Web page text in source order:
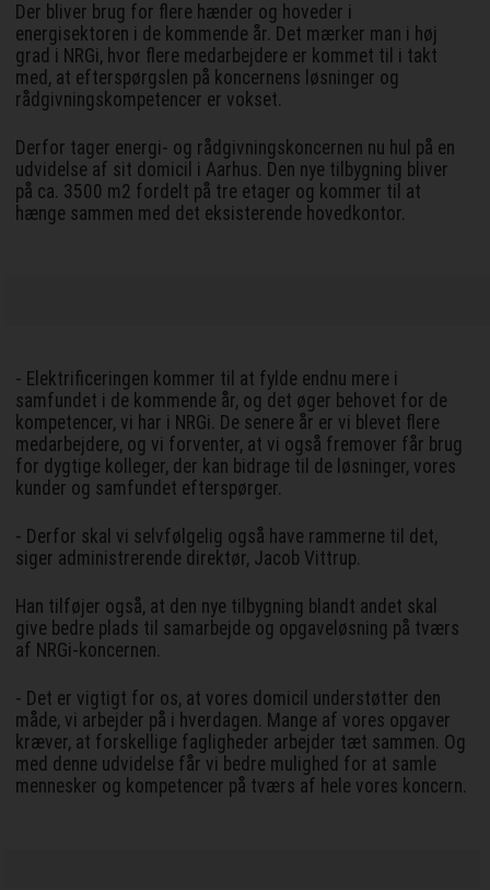
Der bliver brug for flere hænder og hoveder i
energisektoren i de kommende år. Det mærker man i høj
grad i NRGi, hvor flere medarbejdere er kommet til i takt
med, at efterspørgslen på koncernens løsninger og
rådgivningskompetencer er vokset.
Derfor tager energi- og rådgivningskoncernen nu hul på en
udvidelse af sit domicil i Aarhus. Den nye tilbygning bliver
på ca. 3500 m2 fordelt på tre etager og kommer til at
hænge sammen med det eksisterende hovedkontor.
- Elektrificeringen kommer til at fylde endnu mere i
samfundet i de kommende år, og det øger behovet for de
kompetencer, vi har i NRGi. De senere år er vi blevet flere
medarbejdere, og vi forventer, at vi også fremover får brug
for dygtige kolleger, der kan bidrage til de løsninger, vores
kunder og samfundet efterspørger.
- Derfor skal vi selvfølgelig også have rammerne til det,
siger administrerende direktør, Jacob Vittrup.
Han tilføjer også, at den nye tilbygning blandt andet skal
give bedre plads til samarbejde og opgaveløsning på tværs
af NRGi-koncernen.
- Det er vigtigt for os, at vores domicil understøtter den
måde, vi arbejder på i hverdagen. Mange af vores opgaver
kræver, at forskellige fagligheder arbejder tæt sammen. Og
med denne udvidelse får vi bedre mulighed for at samle
mennesker og kompetencer på tværs af hele vores koncern.